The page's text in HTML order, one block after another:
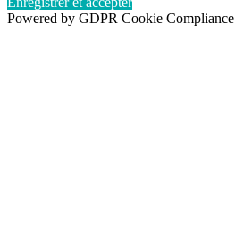
Powered by GDPR Cookie Compliance